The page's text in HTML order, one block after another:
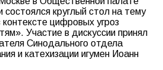
состоялся круглый стол на тему
цифровых угроз
Участие в дискуссии принял
Синодального отдела
и катехизации игумен Иоанн